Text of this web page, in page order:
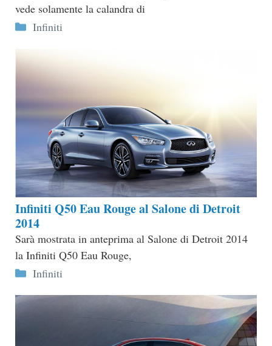
vede solamente la calandra di
Categorie
Infiniti
Infiniti Q50 Eau Rouge al Salone di Detroit
2014
Sarà mostrata in anteprima al Salone di Detroit 2014
la Infiniti Q50 Eau Rouge,
Categorie
Infiniti